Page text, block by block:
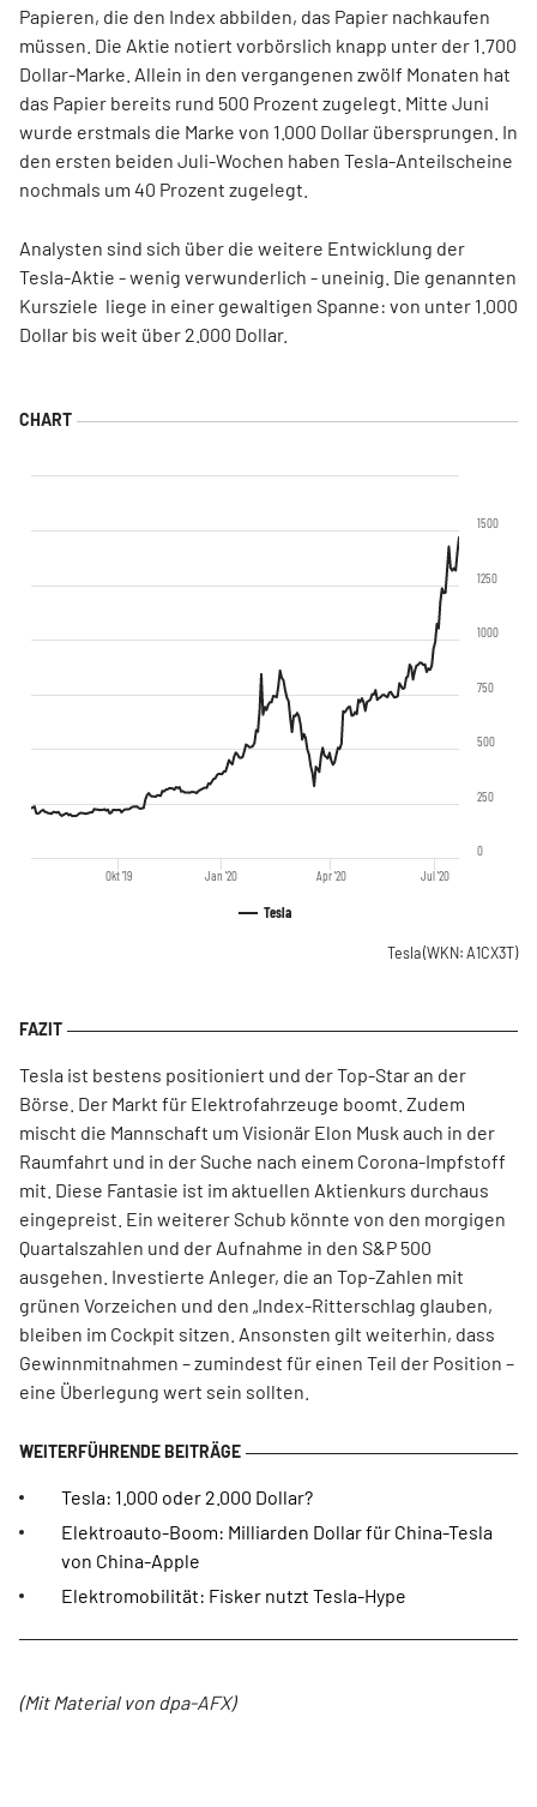
Papieren, die den Index abbilden, das Papier nachkaufen
müssen. Die Aktie notiert vorbörslich knapp unter der 1.700
Dollar-Marke. Allein in den vergangenen zwölf Monaten hat
das Papier bereits rund 500 Prozent zugelegt. Mitte Juni
wurde erstmals die Marke von 1.000 Dollar übersprungen. In
den ersten beiden Juli-Wochen haben Tesla-Anteilscheine
nochmals um 40 Prozent zugelegt.
Analysten sind sich über die weitere Entwicklung der
Tesla-Aktie - wenig verwunderlich - uneinig. Die genannten
Kursziele liege in einer gewaltigen Spanne: von unter 1.000
Dollar bis weit über 2.000 Dollar.
Tesla
Jan '20 Jul '20
Okt '19 Apr '20
0
250
500
750
1000
1250
1500
Tesla(WKN: A1CX3T)
Tesla ist bestens positioniert und der Top-Star an der
Börse. Der Markt für Elektrofahrzeuge boomt. Zudem
mischt die Mannschaft um Visionär Elon Musk auch in der
Raumfahrt und in der Suche nach einem Corona-Impfstoff
mit. Diese Fantasie ist im aktuellen Aktienkurs durchaus
eingepreist. Ein weiterer Schub könnte von den morgigen
Quartalszahlen und der Aufnahme in den S&P 500
ausgehen. Investierte Anleger, die an Top-Zahlen mit
grünen Vorzeichen und den „Index-Ritterschlag glauben,
bleiben im Cockpit sitzen. Ansonsten gilt weiterhin, dass
Gewinnmitnahmen – zumindest für einen Teil der Position –
eine Überlegung wert sein sollten.
Tesla: 1.000 oder 2.000 Dollar?
Elektroauto-Boom: Milliarden Dollar für China-Tesla
von China-Apple
Elektromobilität: Fisker nutzt Tesla-Hype
(Mit Material von dpa-AFX)